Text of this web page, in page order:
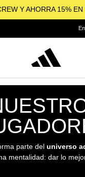
Y AHORRA 15%
parte del universo
mentalidad: dar lo